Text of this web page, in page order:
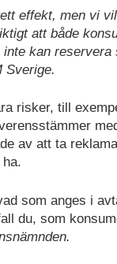
effekt, men vi
att både
kan
Sverige.
risker, till
av att ta
som anges i
du, som